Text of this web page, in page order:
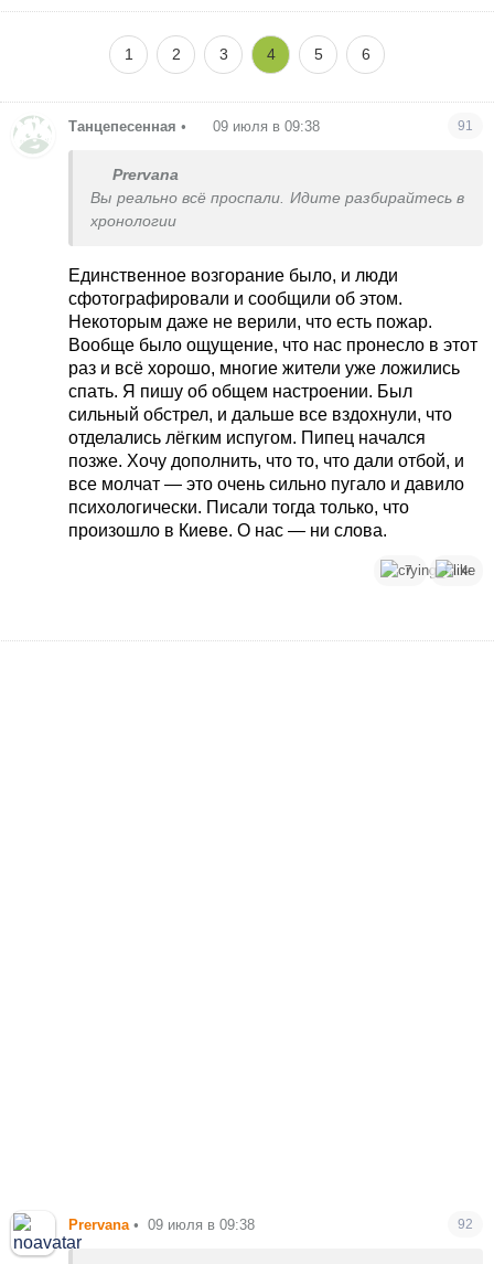
- а партнери не дадуть, бо розуміють, що щось нечисто і
цифри наданого та використаного не сходяться;
- можна пиляти гроші на відбудові постраждалих
- Можна робити піарні фото юрби у квазівійськовому
одязі із потужними обличчями, що стурбовано бігає по
місцях руйнувань.
1 2 3 4 5 6
Танцепесенная • 09 июля в 09:38 91
Prervana
Вы реально всё проспали. Идите разбирайтесь в
хронологии
Единственное возгорание было, и люди
сфотографировали и сообщили об этом.
Некоторым даже не верили, что есть пожар.
Вообще было ощущение, что нас пронесло в этот
раз и всё хорошо, многие жители уже ложились
спать. Я пишу об общем настроении. Был
сильный обстрел, и дальше все вздохнули, что
отделались лёгким испугом. Пипец начался
позже. Хочу дополнить, что то, что дали отбой, и
все молчат — это очень сильно пугало и давило
психологически. Писали тогда только, что
произошло в Киеве. О нас — ни слова.
7 4
Prervana • 09 июля в 09:38 92